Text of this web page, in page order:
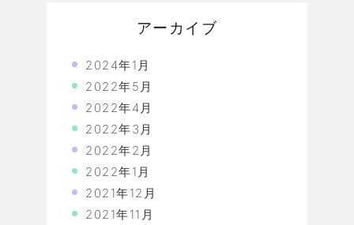
アーカイブ
2024年1月
2022年5月
2022年4月
2022年3月
2022年2月
2022年1月
2021年12月
2021年11月